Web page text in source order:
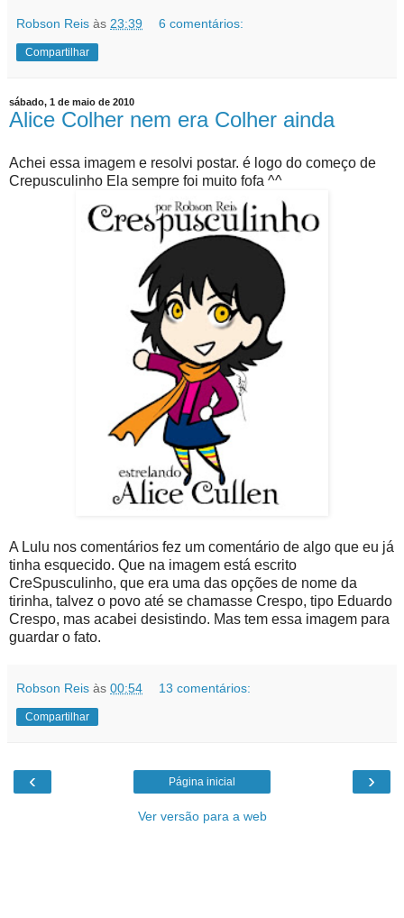
Robson Reis às 23:39 6 comentários:
Compartilhar
sábado, 1 de maio de 2010
Alice Colher nem era Colher ainda
Achei essa imagem e resolvi postar. é logo do começo de
Crepusculinho Ela sempre foi muito fofa ^^
A Lulu nos comentários fez um comentário de algo que eu já
tinha esquecido. Que na imagem está escrito
CreSpusculinho, que era uma das opções de nome da
tirinha, talvez o povo até se chamasse Crespo, tipo Eduardo
Crespo, mas acabei desistindo. Mas tem essa imagem para
guardar o fato.
Robson Reis às 00:54 13 comentários:
Compartilhar
‹ ›
Página inicial
Ver versão para a web